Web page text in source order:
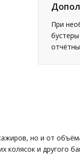
При
но и от
колясок и другого